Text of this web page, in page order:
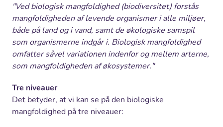
"Ved biologisk mangfoldighed (biodiversitet) forstås
mangfoldigheden af levende organismer i alle miljøer,
både på land og i vand, samt de økologiske samspil
som organismerne indgår i. Biologisk mangfoldighed
omfatter såvel variationen indenfor og mellem arterne,
som mangfoldigheden af økosystemer."
Tre niveauer
Det betyder, at vi kan se på den biologiske
mangfoldighed på tre niveauer: